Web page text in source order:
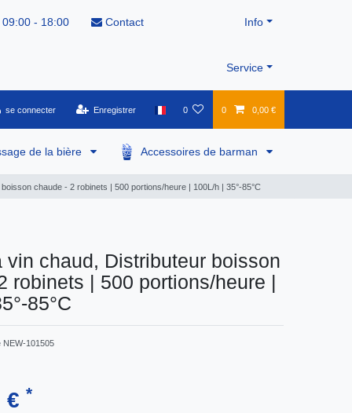
- 18:00 Contact Info
Service
se connecter Enregistrer 0 0 0,00 €
de la bière Accessoires de barman
chaude - 2 robinets | 500 portions/heure | 100L/h | 35°-85°C
vin chaud, Distributeur boisson
robinets | 500 portions/heure |
85°C
NEW-101505
€ *